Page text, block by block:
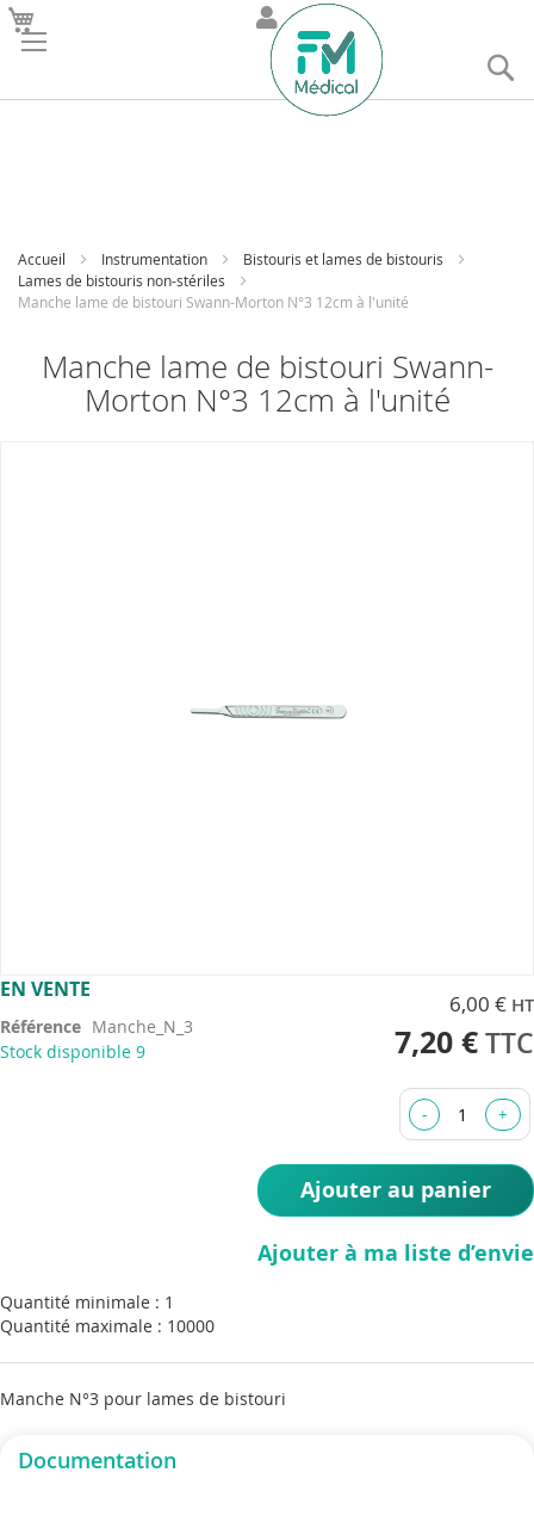
Accueil Instrumentation
Bistouris et lames de bistouris
Lames de bistouris non-stériles
Manche lame de bistouri Swann-Morton N°3 12cm à l'unité
Manche lame de bistouri Swann-
Morton N°3 12cm à l'unité
EN VENTE
Référence Manche_N_3
Stock disponible 9
6,00 €
7,20 €
Ajouter au panier
Ajouter à ma liste d’envie
Quantité minimale : 1
Quantité maximale : 10000
Manche N°3 pour lames de bistouri
Skip
the
beginning
Documentation